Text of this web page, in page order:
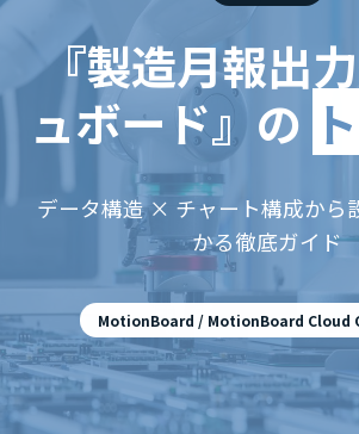
『製造月報出
ュボード』の
データ構造 × チャート構成から
かる徹底ガイド
MotionBoard / MotionBoard Cloud